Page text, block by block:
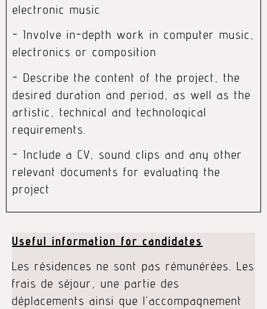
electronic music
- Involve in-depth work in computer music,
electronics or composition
- Describe the content of the project, the
desired duration and period, as well as the
artistic, technical and technological
requirements.
- Include a CV, sound clips and any other
relevant documents for evaluating the
project
Useful information for candidates
Les résidences ne sont pas rémunérées. Les
frais de séjour, une partie des
déplacements ainsi que l’accompagnement